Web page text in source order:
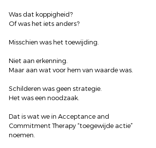
Was dat koppigheid?
Of was het iets anders?
Misschien was het toewijding.
Niet aan erkenning.
Maar aan wat voor hem van waarde was.
Schilderen was geen strategie.
Het was een noodzaak.
Dat is wat we in Acceptance and
Commitment Therapy “toegewijde actie”
noemen.